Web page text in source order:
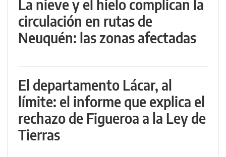
La nieve y el hielo complican la
circulación en rutas de
Neuquén: las zonas afectadas
El departamento Lácar, al
límite: el informe que explica el
rechazo de Figueroa a la Ley de
Tierras